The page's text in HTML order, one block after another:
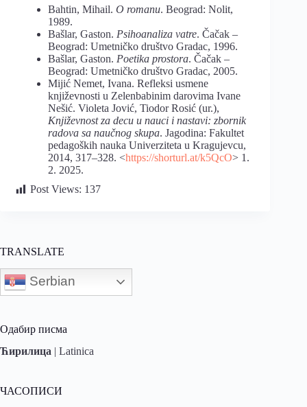
Bahtin, Mihail. O romanu. Beograd: Nolit,
1989.
Bašlar, Gaston. Psihoanaliza vatre. Čačak –
Beograd: Umetničko društvo Gradac, 1996.
Bašlar, Gaston. Poetika prostora. Čačak –
Beograd: Umetničko društvo Gradac, 2005.
Mijić Nemet, Ivana. Refleksi usmene
književnosti u Zelenbabinim darovima Ivane
Nešić. Violeta Jović, Tiodor Rosić (ur.),
Književnost za decu u nauci i nastavi: zbornik
radova sa naučnog skupa. Jagodina: Fakultet
pedagoških nauka Univerziteta u Kragujevcu,
2014, 317–328. <https://shorturl.at/k5QcO> 1.
2. 2025.
Post Views: 137
TRANSLATE
Serbian
Одабир писма
Ћирилица | Latinica
ЧАСОПИСИ